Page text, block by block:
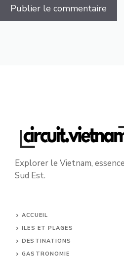
Explorer le Vietnam,
Sud Est.
ACCUEIL
ILES ET PLAGES
DESTINATIONS
GASTRONOMIE